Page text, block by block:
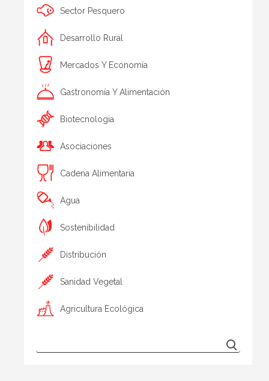
Sector Pesquero
Desarrollo Rural
Mercados Y Economía
Gastronomía Y Alimentación
Biotecnologia
Asociaciones
Cadena Alimentaria
Agua
Sostenibilidad
Distribución
Sanidad Vegetal
Agricultura Ecológica